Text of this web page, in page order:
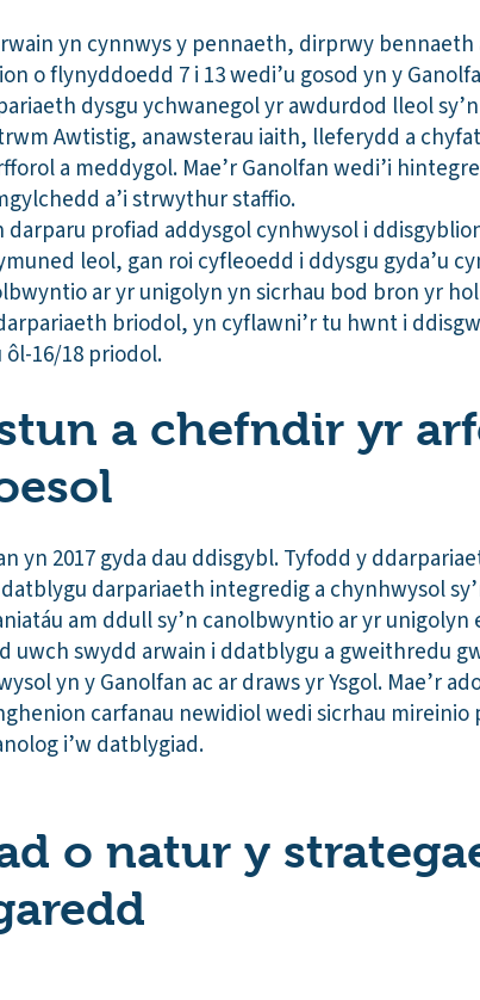
yn cynnwys y pennaeth, dirprwy
o flynyddoedd 7 i 13 wedi’u gosod yn y
dysgu ychwanegol yr awdurdod lleol
Awtistig, anawsterau iaith, lleferydd a
a meddygol. Mae’r Ganolfan wedi’i
a’i strwythur staffio.
darparu profiad addysgol cynhwysol i
leol, gan roi cyfleoedd i ddysgu gyda’u
ar yr unigolyn yn sicrhau bod bron yr
briodol, yn cyflawni’r tu hwnt i
16/18 priodol.
a chefndir yr
yn 2017 gyda dau ddisgybl. Tyfodd y
datblygu darpariaeth integredig a chynhwysol
am ddull sy’n canolbwyntio ar yr
uwch swydd arwain i ddatblygu a gweithredu
yn y Ganolfan ac ar draws yr Ysgol. Mae’r
carfanau newidiol wedi sicrhau
i’w datblygiad.
o natur y